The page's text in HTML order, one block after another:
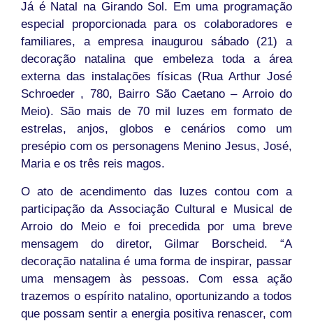
Já é Natal na Girando Sol. Em uma programação
especial proporcionada para os colaboradores e
familiares, a empresa inaugurou sábado (21) a
decoração natalina que embeleza toda a área
externa das instalações físicas (Rua Arthur José
Schroeder , 780, Bairro São Caetano – Arroio do
Meio). São mais de 70 mil luzes em formato de
estrelas, anjos, globos e cenários como um
presépio com os personagens Menino Jesus, José,
Maria e os três reis magos.
O ato de acendimento das luzes contou com a
participação da Associação Cultural e Musical de
Arroio do Meio e foi precedida por uma breve
mensagem do diretor, Gilmar Borscheid. “A
decoração natalina é uma forma de inspirar, passar
uma mensagem às pessoas. Com essa ação
trazemos o espírito natalino, oportunizando a todos
que possam sentir a energia positiva renascer, com